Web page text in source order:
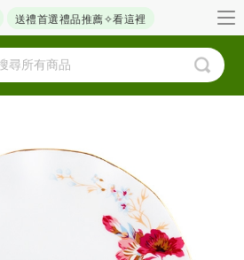
送禮首選禮品推薦✧看這裡